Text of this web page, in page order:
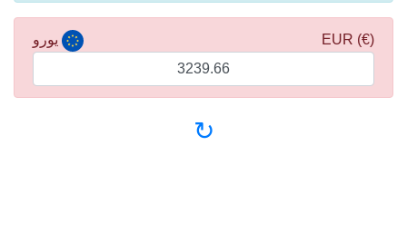
يورو (€) EUR
↻